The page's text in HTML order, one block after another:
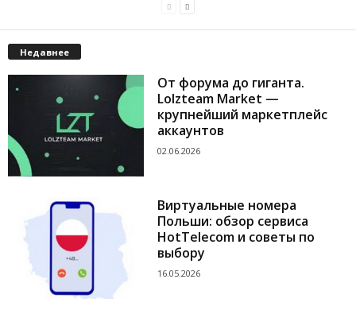
Недавнее
От форума до гиганта.
Lolzteam Market —
крупнейший маркетплейс
аккаунтов
02.06.2026
Виртуальные номера
Польши: обзор сервиса
HotTelecom и советы по
выбору
16.05.2026